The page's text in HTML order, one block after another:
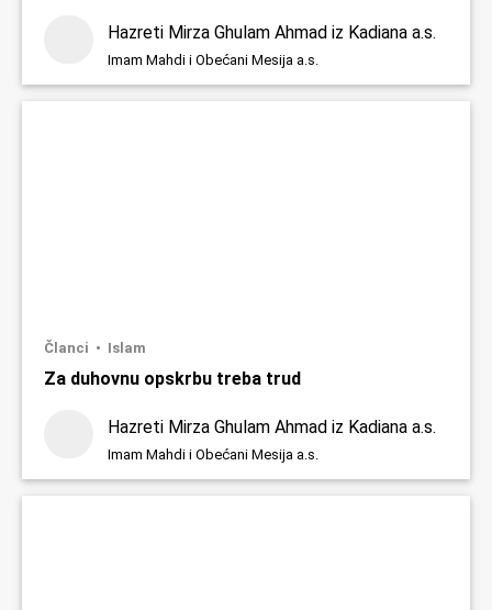
Hazreti Mirza Ghulam Ahmad iz Kadiana a.s.
Imam Mahdi i Obećani Mesija a.s.
Članci Islam
Za duhovnu opskrbu treba trud
Hazreti Mirza Ghulam Ahmad iz Kadiana a.s.
Imam Mahdi i Obećani Mesija a.s.